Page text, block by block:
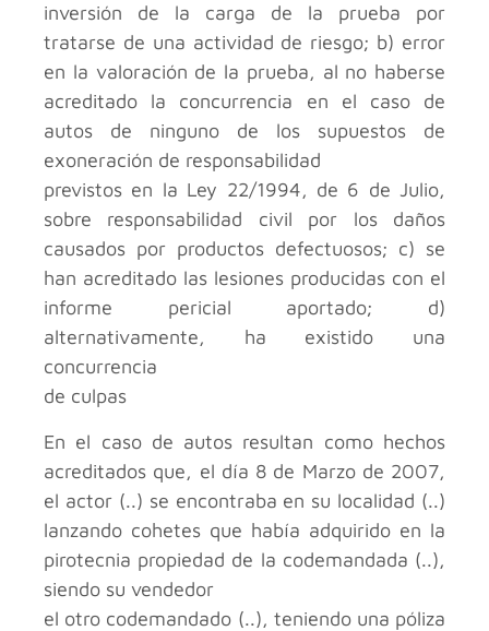
inversión de la carga de la prueba por
tratarse de una actividad de riesgo; b) error
en la valoración de la prueba, al no haberse
acreditado la concurrencia en el caso de
autos de ninguno de los supuestos de
exoneración de responsabilidad
previstos en la Ley 22/1994, de 6 de Julio,
sobre responsabilidad civil por los daños
causados por productos defectuosos; c) se
han acreditado las lesiones producidas con el
informe pericial aportado; d)
alternativamente, ha existido una
concurrencia
de culpas
En el caso de autos resultan como hechos
acreditados que, el día 8 de Marzo de 2007,
el actor (..) se encontraba en su localidad (..)
lanzando cohetes que había adquirido en la
pirotecnia propiedad de la codemandada (..),
siendo su vendedor
el otro codemandado (..), teniendo una póliza